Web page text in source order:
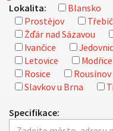
Lokalita: Blansko
Prostějov
Třebíč
Žďár nad Sázavou
Ivančice
Letovice
Modřice
Rosice
Rousínov
Slavkov u Brna
Specifikace: